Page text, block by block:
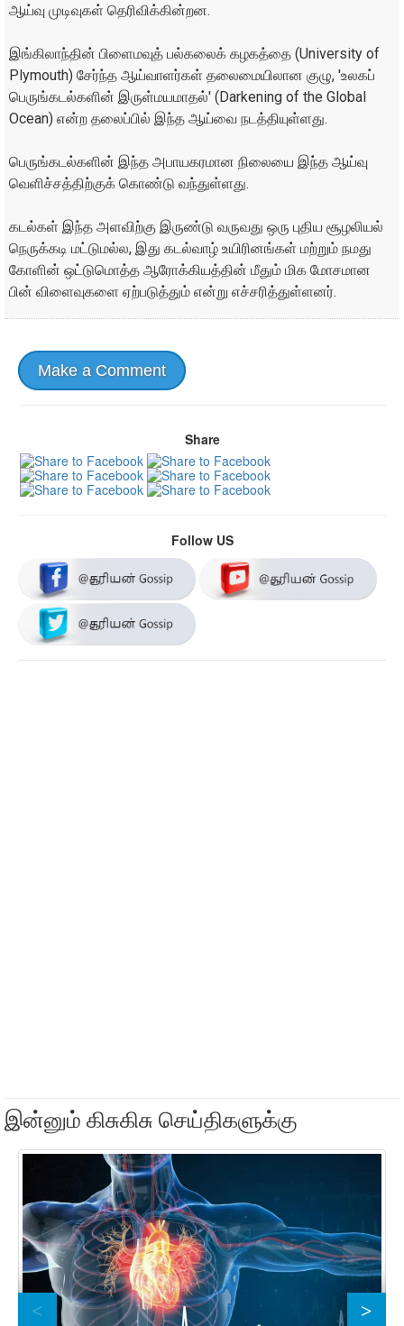
ஆய்வு முடிவுகள் தெரிவிக்கின்றன.
இங்கிலாந்தின் பிளைமவுத் பல்கலைக் கழகத்தை (University of
Plymouth) சேர்ந்த ஆய்வாளர்கள் தலைமையிலான குழு, 'உலகப்
பெருங்கடல்களின் இருள்மயமாதல்' (Darkening of the Global
Ocean) என்ற தலைப்பில் இந்த ஆய்வை நடத்தியுள்ளது.
பெருங்கடல்களின் இந்த அபாயகரமான நிலையை இந்த ஆய்வு
வெளிச்சத்திற்குக் கொண்டு வந்துள்ளது.
கடல்கள் இந்த அளவிற்கு இருண்டு வருவது ஒரு புதிய சூழலியல்
நெருக்கடி மட்டுமல்ல, இது கடல்வாழ் உயிரினங்கள் மற்றும் நமது
கோளின் ஒட்டுமொத்த ஆரோக்கியத்தின் மீதும் மிக மோசமான
பின் விளைவுகளை ஏற்படுத்தும் என்று எச்சரித்துள்ளனர்.
Make a Comment
Share
Follow US
இன்னும் கிசுகிசு செய்திகளுக்கு